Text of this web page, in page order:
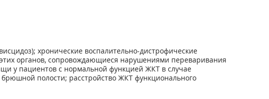
хронические воспалительно-дистрофические
органов, сопровождающиеся нарушениями переваривания
у пациентов с нормальной функцией ЖКТ в случае
полости; расстройство ЖКТ функционального